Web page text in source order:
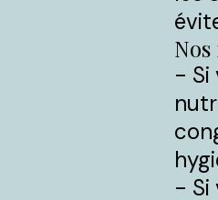
- Si
- Si